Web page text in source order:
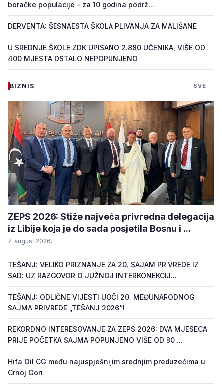
boračke populacije - za 10 godina podrž...
DERVENTA: ŠESNAESTA ŠKOLA PLIVANJA ZA MALIŠANE
U SREDNJE ŠKOLE ZDK UPISANO 2.880 UČENIKA, VIŠE OD
400 MJESTA OSTALO NEPOPUNJENO
BIZNIS SVE →
ZEPS 2026: Stiže najveća privredna delegacija
iz Libije koja je do sada posjetila Bosnu i ...
7. august 2026.
TEŠANJ: VELIKO PRIZNANJE ZA 20. SAJAM PRIVREDE IZ
SAD: UZ RAZGOVOR O JUŽNOJ INTERKONEKCIJ...
TEŠANJ: ODLIČNE VIJESTI UOČI 20. MEĐUNARODNOG
SAJMA PRIVREDE „TEŠANJ 2026“!
REKORDNO INTERESOVANJE ZA ZEPS 2026: DVA MJESECA
PRIJE POČETKA SAJMA POPUNJENO VIŠE OD 80 ...
Hifa Oil CG među najuspješnijim srednjim preduzećima u
Crnoj Gori